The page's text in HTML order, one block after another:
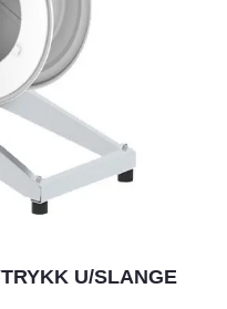
U/SLANGE